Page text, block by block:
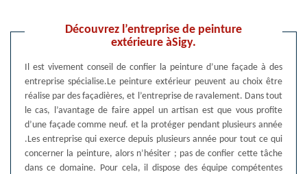
Découvrez l’entreprise de peinture
extérieure àSigy.
Il est vivement conseil de confier la peinture d’une façade à des
entreprise spécialise.Le peinture extérieur peuvent au choix être
réalise par des façadières, et l’entreprise de ravalement. Dans tout
le cas, l’avantage de faire appel un artisan est que vous profite
d’une façade comme neuf. et la protéger pendant plusieurs année
.Les entreprise qui exerce depuis plusieurs année pour tout ce qui
concerner la peinture, alors n’hésiter ; pas de confier cette tâche
dans ce domaine. Pour cela, il dispose des équipe compétentes